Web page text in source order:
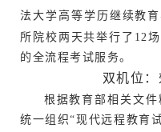
法大学 高等学历继续教
所院校两天共举行了12
的全流程考试服务。
双机位
根据教育部相关文件
统一组织“现代远程教育